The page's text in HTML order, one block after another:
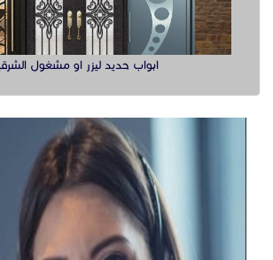
ابواب حديد ليزر او مشغول